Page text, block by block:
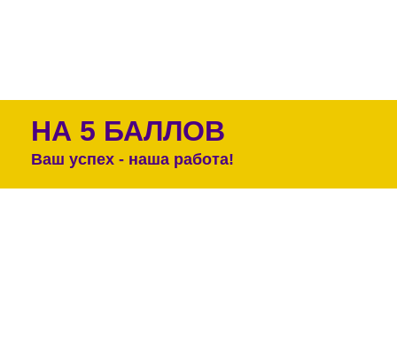
НА 5 БАЛЛОВ
Ваш успех - наша работа!